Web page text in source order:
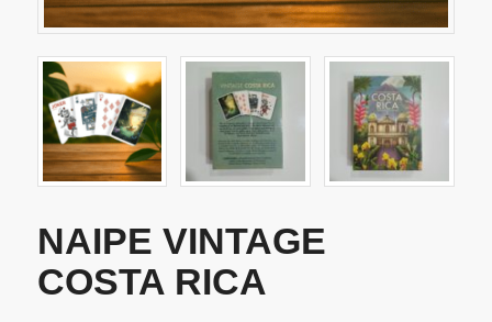
NAIPE VINTAGE
COSTA RICA